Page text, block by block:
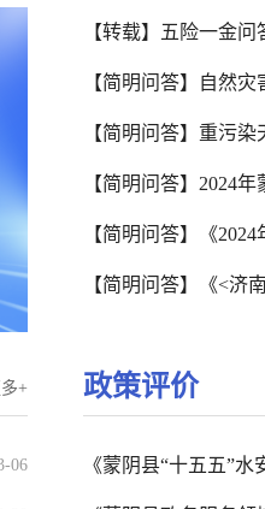
【转载】五险一金问
【简明问答】自然
【简明问答】重污
【简明问答】2024
【简明问答】《
【简明问答】《<
+
06
政策评价
《蒙阴县“十五五”